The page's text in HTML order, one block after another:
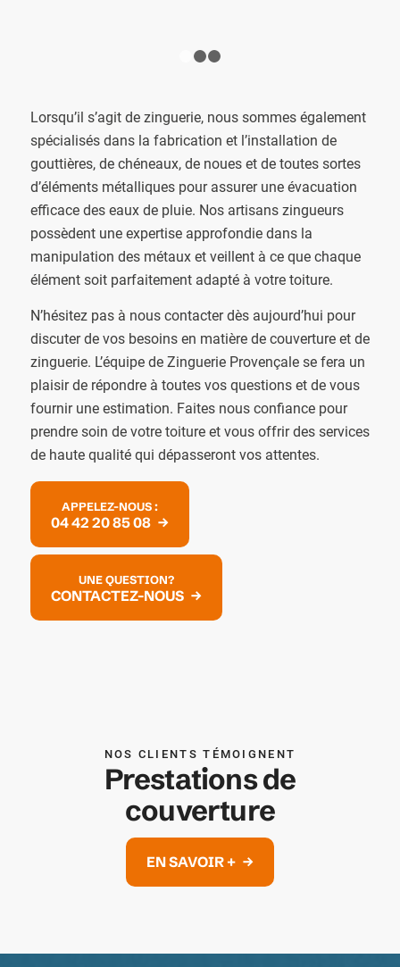
Lorsqu’il s’agit de zinguerie, nous sommes également
spécialisés dans la fabrication et l’installation de
gouttières, de chéneaux, de noues et de toutes sortes
d’éléments métalliques pour assurer une évacuation
efficace des eaux de pluie. Nos artisans zingueurs
possèdent une expertise approfondie dans la
manipulation des métaux et veillent à ce que chaque
élément soit parfaitement adapté à votre toiture.
N’hésitez pas à nous contacter dès aujourd’hui pour
discuter de vos besoins en matière de couverture et de
zinguerie. L’équipe de Zinguerie Provençale se fera un
plaisir de répondre à toutes vos questions et de vous
fournir une estimation. Faites nous confiance pour
prendre soin de votre toiture et vous offrir des services
de haute qualité qui dépasseront vos attentes.
APPELEZ-NOUS :
04 42 20 85 08
UNE QUESTION?
CONTACTEZ-NOUS
NOS CLIENTS TÉMOIGNENT
Prestations de
couverture
EN SAVOIR +